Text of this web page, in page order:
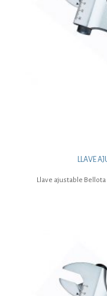
LLAVE
Llave ajustable